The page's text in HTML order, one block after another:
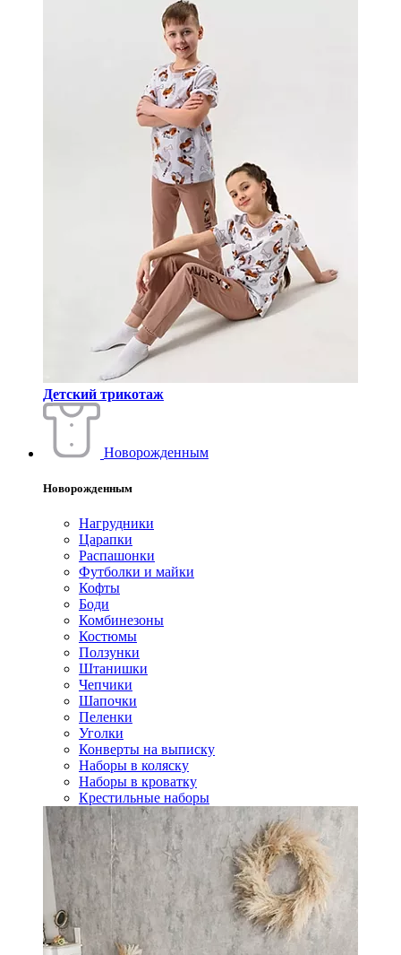
Детский трикотаж
Новорожденным
Новорожденным
Нагрудники
Царапки
Распашонки
Футболки и майки
Кофты
Боди
Комбинезоны
Костюмы
Ползунки
Штанишки
Чепчики
Шапочки
Пеленки
Уголки
Конверты на выписку
Наборы в коляску
Наборы в кроватку
Крестильные наборы